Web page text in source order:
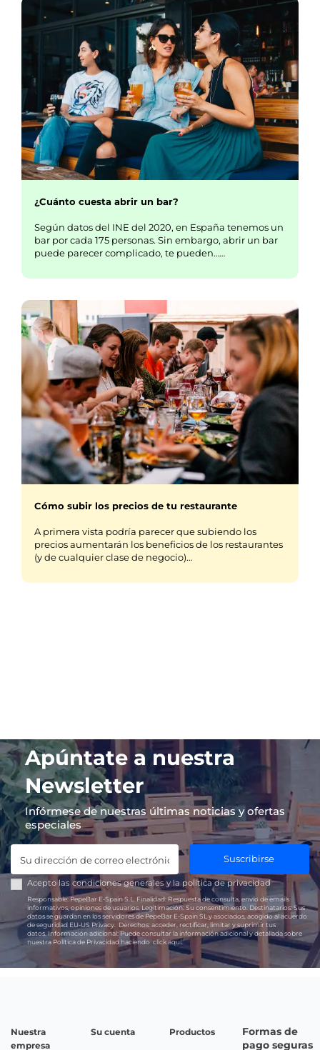
¿Cuánto cuesta abrir un bar?
Según datos del INE del 2020, en España tenemos un
bar por cada 175 personas. Sin embargo, abrir un bar
puede parecer complicado, te pueden……
Cómo subir los precios de tu restaurante
A primera vista podría parecer que subiendo los
precios aumentarán los beneficios de los restaurantes
(y de cualquier clase de negocio)…
Apúntate a nuestra
Newsletter
Infórmese de nuestras últimas noticias y ofertas
especiales
Suscribirse
Acepto las condiciones generales y lapolítica de privacidad
Responsable:PepeBar E-Spain S.L. Finalidad: Respuesta de consulta, envío de emails
informativos, opiniones de usuarios. Legitimación: Su consentimiento. Destinatarios:Sus
datos se guardan en los servidores de PepeBar E-Spain SL y asociados, acogido al acuerdo
de seguridad EU-US Privacy.
Derechos: acceder, rectificar, limitar y suprimir tus
datos.Información adicional:Puede consultar la información adicional y detallada sobre
nuestra Política de Privacidad haciendoclick aquí.
Nuestra
empresa
Su cuenta Productos
Formas de
pago seguras